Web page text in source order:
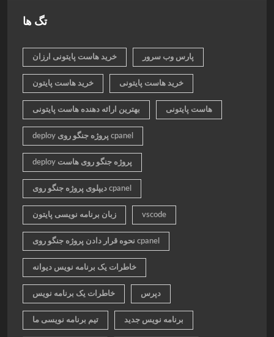
تگ ها
خرید هاست پایتونی ارزان پارس وب سرور
خرید هاست پایتون خرید هاست پایتونی
بهترین ارائه دهنده هاست پایتونی هاست پایتونی
deploy پروژه جنگو روی cpanel
deploy پروژه جنگو روی هاست
دیپلوی پروژه جنگو روی cpanel
زبان برنامه نویسی پایتون vscode
نحوه قرار دادن پروژه جنگو روی cpanel
خاطرات یک برنامه نویس دیوانه
خاطرات یک برنامه نویس دپرس
تیم برنامه نویسی ما برنامه نویس جدید